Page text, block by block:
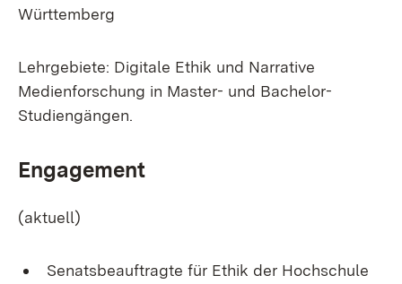
Württemberg
Lehrgebiete: Digitale Ethik und Narrative
Medienforschung in Master- und Bachelor-
Studiengängen.
Engagement
(aktuell)
Senatsbeauftragte für Ethik der Hochschule